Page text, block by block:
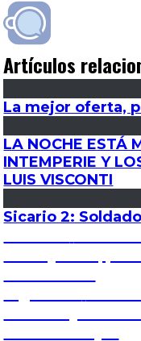
Artículos
La mejor oferta,
LA NOCHE ESTÁ
INTEMPERIE Y
LUIS VISCONTI
Sicario 2:
Navegación
de
entradas